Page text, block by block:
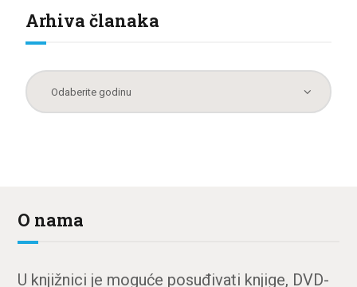
Arhiva članaka
O nama
U knjižnici je moguće posuđivati knjige, DVD-